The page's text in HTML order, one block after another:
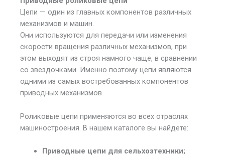
Цепи — один из главных компонентов различных
механизмов и машин.
Они используются для передачи или изменения
скорости вращения различных механизмов, при
этом выходят из строя намного чаще, в сравнении
со звездочками. Именно поэтому цепи являются
одними из самых востребованных компонентов
приводных механизмов.
Роликовые цепи применяются во всех отраслях
машиностроения. В нашем каталоге вы найдете:
Приводные цепи для сельхозтехники;